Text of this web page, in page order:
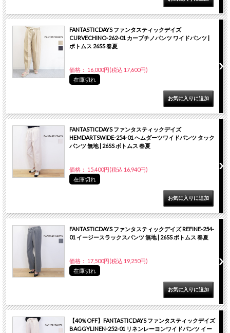
FANTASTICDAYS ファンタスティックデイズ
CURVECHINO-262-01 カーブチノパンツ ワイドパンツ |
ボトムス 26SS 春夏
価格： 16,000円(税込 17,600円)
在庫切れ
FANTASTICDAYS ファンタスティックデイズ
HEMDARTSWIDE-254-01 ヘムダーツワイドパンツ タック
パンツ 無地 | 26SS ボトムス 春夏
価格： 15,400円(税込 16,940円)
在庫切れ
FANTASTICDAYS ファンタスティックデイズ REFINE-254-
01 イージースラックスパンツ 無地 | 26SS ボトムス 春夏
価格： 17,500円(税込 19,250円)
在庫切れ
【40％OFF】FANTASTICDAYS ファンタスティックデイズ
BAGGYLINEN-252-01 リネンレーヨンワイドパンツ イー